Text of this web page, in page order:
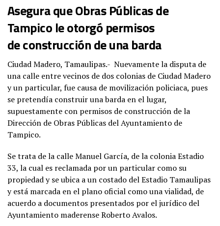
Asegura que Obras Públicas de
Tampico le otorgó permisos
de construcción de una barda
Ciudad Madero, Tamaulipas.- Nuevamente la disputa de
una calle entre vecinos de dos colonias de Ciudad Madero
y un particular, fue causa de movilización policiaca, pues
se pretendía construir una barda en el lugar,
supuestamente con permisos de construcción de la
Dirección de Obras Públicas del Ayuntamiento de
Tampico.
Se trata de la calle Manuel García, de la colonia Estadio
33, la cual es reclamada por un particular como su
propiedad y se ubica a un costado del Estadio Tamaulipas
y está marcada en el plano oficial como una vialidad, de
acuerdo a documentos presentados por el jurídico del
Ayuntamiento maderense Roberto Avalos.